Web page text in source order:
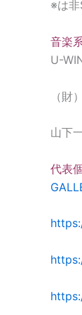
※は
音
U-
（財
山下
代表